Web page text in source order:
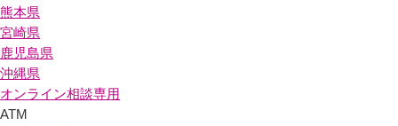
熊本県
宮崎県
鹿児島県
沖縄県
オンライン相談専用
ATM